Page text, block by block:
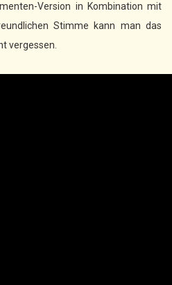
Version in Kombination mit
Stimme kann man das
vergessen.